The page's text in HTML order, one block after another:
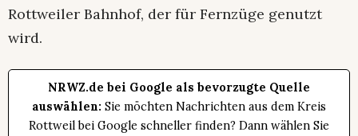
Rottweiler Bahnhof, der für Fernzüge genutzt
wird.
NRWZ.de bei Google als bevorzugte Quelle
auswählen: Sie möchten Nachrichten aus dem Kreis
Rottweil bei Google schneller finden? Dann wählen Sie